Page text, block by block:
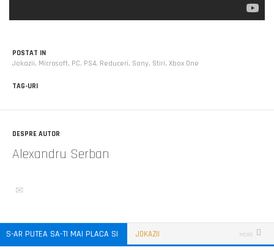
POSTAT IN
Jokazii, Microsoft, PC, PS4, Reduceri, Sony, Stiri, Xbox One
TAG-URI
DESPRE AUTOR
Alexandru Serban
S-AR PUTEA SA-TI MAI PLACA SI JOKAZII MORE